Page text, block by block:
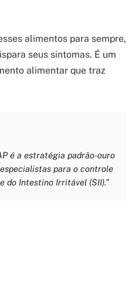
alimentos para sempre,
seus sintomas. É um
alimentar que traz
é a estratégia padrão-ouro
para o controle
do Intestino Irritável (SII).”